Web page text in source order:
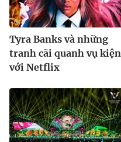
Tyra Banks và những
tranh cãi quanh vụ kiện
với Netflix